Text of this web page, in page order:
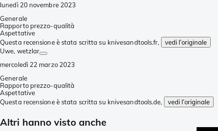
lunedì 20 novembre 2023
Generale
Rapporto prezzo-qualità
Aspettative
Questa recensione è stata scritta su knivesandtools.fr,
vedi l’originale
Uwe, wetzlar
mercoledì 22 marzo 2023
Generale
Rapporto prezzo-qualità
Aspettative
Questa recensione è stata scritta su knivesandtools.de,
vedi l’originale
Altri hanno visto anche